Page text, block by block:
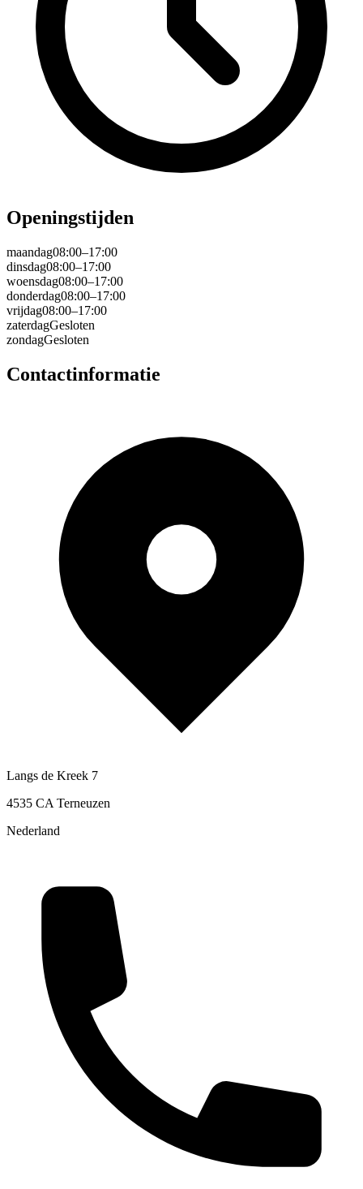
Openingstijden
maandag08:00–17:00
dinsdag08:00–17:00
woensdag08:00–17:00
donderdag08:00–17:00
vrijdag08:00–17:00
zaterdagGesloten
zondagGesloten
Contactinformatie
Langs de Kreek 7
4535 CA Terneuzen
Nederland